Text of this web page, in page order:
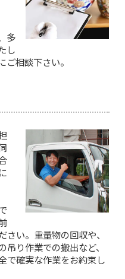
多
し
ご相談下さい。
さい。重量物の回収や、
吊り作業での搬出など、
で確実な作業をお約束し